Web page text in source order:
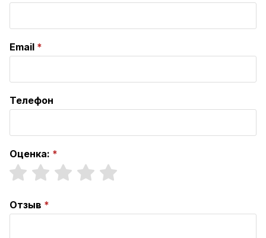
Email
Телефон
Оценка:
Отзыв